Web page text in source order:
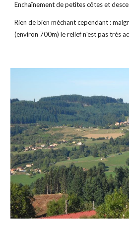
Enchaînement de petites côtes et
Rien de bien méchant cependant :
(environ 700m) le relief n'est pas très